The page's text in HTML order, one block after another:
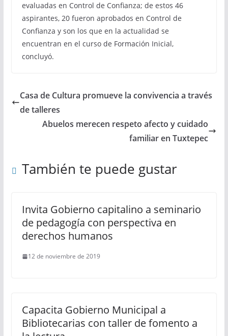
evaluadas en Control de Confianza; de estos 46
aspirantes, 20 fueron aprobados en Control de
Confianza y son los que en la actualidad se
encuentran en el curso de Formación Inicial,
concluyó.
Casa de Cultura promueve la convivencia a través
de talleres
Abuelos merecen respeto afecto y cuidado
familiar en Tuxtepec
También te puede gustar
Invita Gobierno capitalino a seminario
de pedagogía con perspectiva en
derechos humanos
12 de noviembre de 2019
Capacita Gobierno Municipal a
Bibliotecarias con taller de fomento a